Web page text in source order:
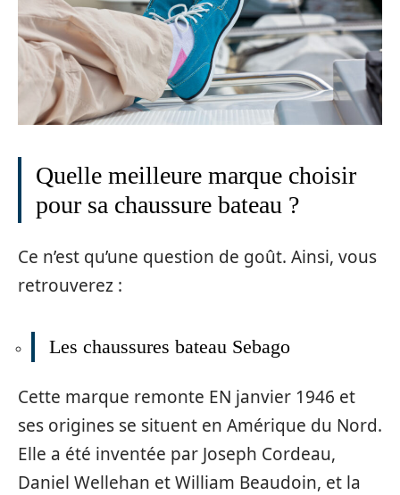
Quelle meilleure marque choisir
pour sa chaussure bateau ?
Ce n’est qu’une question de goût. Ainsi, vous
retrouverez :
Les chaussures bateau Sebago
Cette marque remonte EN janvier 1946 et
ses origines se situent en Amérique du Nord.
Elle a été inventée par Joseph Cordeau,
Daniel Wellehan et William Beaudoin, et la